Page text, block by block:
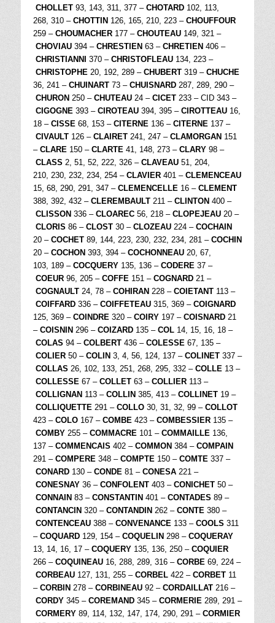
CHOLLET 93, 143, 311, 377 – CHOTARD 102, 113,
268, 310 – CHOTTIN 126, 165, 210, 223 – CHOUFFOUR
259 – CHOUMACHER 177 – CHOUTEAU 149, 321 –
CHOVIAU 394 – CHRESTIEN 63 – CHRETIEN 406 –
CHRISTIANNI
370 – CHRISTOFLEAU 134, 223 –
CHRISTOPHE 20, 192, 289 – CHUBERT 319 – CHUCHE
36, 241 – CHUINART 73 – CHUISNARD 287, 289, 290 –
CHURON 250 – CHUTEAU 24 – CICET 233 – CID 343 –
CIGOGNE 393 – CIROTEAU 394, 395 – CIROTTEAU 16,
18 – CISSE 68, 153 – CITERNE 136 – CITERNE 137 –
CIVAULT 126 – CLAIRET 241, 247 – CLAMORGAN 151
– CLARE 150 – CLARTE 41, 148, 273 – CLARY 98 –
CLASS 2, 51, 52, 222, 326 – CLAVEAU 51, 204,
210, 230, 232, 234, 254 – CLAVIER 401 – CLEMENCEAU
15, 68, 290, 291, 347 – CLEMENCELLE 16 – CLEMENT
388, 392, 432 – CLEREMBAULT 211 – CLINTON 400 –
CLISSON 336 – CLOAREC 56, 218 – CLOPEJEAU 20 –
CLORIS 86 – CLOST 30 – CLOZEAU 224 – COCHAIN
20 – COCHET 89, 144, 223, 230, 232, 234, 281 – COCHIN
20 – COCHON 393, 394 – COCHONNEAU 20, 67,
103, 189 – COCQUERY 135, 136 – CODERE 37 –
COEUR 96, 205 – COFFE 151 – COGNARD 21 –
COGNAULT 24, 78 – COHIRAN 228 – COIETANT 113 –
COIFFARD 336 – COIFFETEAU 315, 369 – COIGNARD
125, 369 – COINDRE 320 – COIRY 197 – COISNARD 21
– COISNIN 296 – COIZARD 135 – COL 14, 15, 16, 18 –
COLAS 94 – COLBERT 436 – COLESSE 67, 135 –
COLIER 50 – COLIN 3, 4, 56, 124, 137 – COLINET 337 –
COLLAS 26, 102, 133, 251, 268, 295, 332 – COLLE 13 –
COLLESSE 67 – COLLET 63 – COLLIER 113 –
COLLIGNAN 113 – COLLIN 385, 413 – COLLINET 19 –
COLLIQUETTE 291 – COLLO 30, 31, 32, 99 – COLLOT
423 – COLO 167 – COMBE 423 – COMBESSIER 135 –
COMBY 255 – COMMACRE 101 – COMMAILLE 136,
137 – COMMENCAIS 402 – COMMON 384 – COMPAIN
291 – COMPERE 348 – COMPTE 150 – COMTE 337 –
CONARD 130 – CONDE 81 – CONESA 221 –
CONESNAY 36 – CONFOLENT 403 – CONICHET 50 –
CONNAIN 83 – CONSTANTIN 401 – CONTADES 89 –
CONTANCIN 320 – CONTANDIN 262 – CONTE 380 –
CONTENCEAU 388 – CONVENANCE 133 – COOLS 311
– COQUARD 129, 154 – COQUELIN 298 – COQUERAY
13, 14, 16, 17 – COQUERY 135, 136, 250 – COQUIER
266 – COQUINEAU 16, 288, 289, 316 – CORBE 69, 224 –
CORBEAU 127, 131, 255 – CORBEL 422 – CORBET 11
– CORBIN 278 – CORBINEAU 92 – CORDAILLAT 216 –
CORDY 345 – COREMAND 345 – CORMERIE 289, 291 –
CORMERY 89, 114, 132, 147, 174, 290, 291 – CORMIER